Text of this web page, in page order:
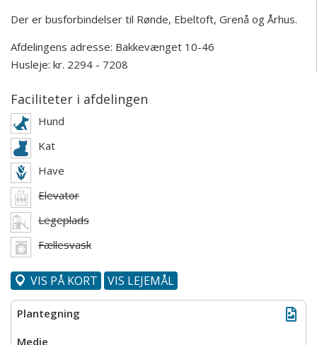
Der er busforbindelser til Rønde, Ebeltoft, Grenå og Århus.
Afdelingens adresse: Bakkevænget 10-46
Husleje: kr. 2294 - 7208
Faciliteter i afdelingen
Hund
Kat
Have
Elevator
Legeplads
Fællesvask
VIS PÅ KORT VIS LEJEMÅL